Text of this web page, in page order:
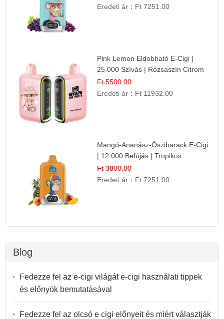
Eredeti ár： Ft 7251.00
Pink Lemon Eldobható E-Cigi |
25.000 Szívás | Rózsaszín Citrom
Íz
Ft 5500.00
Eredeti ár： Ft 11932.00
Mangó-Ananász-Őszibarack E-Cigi
| 12.000 Befújás | Tropikus
Gyümölcs Íz
Ft 3800.00
Eredeti ár： Ft 7251.00
Blog
Fedezze fel az e-cigi világát e-cigi használati tippek
és előnyök bemutatásával
Fedezze fel az olcsó e cigi előnyeit és miért választják